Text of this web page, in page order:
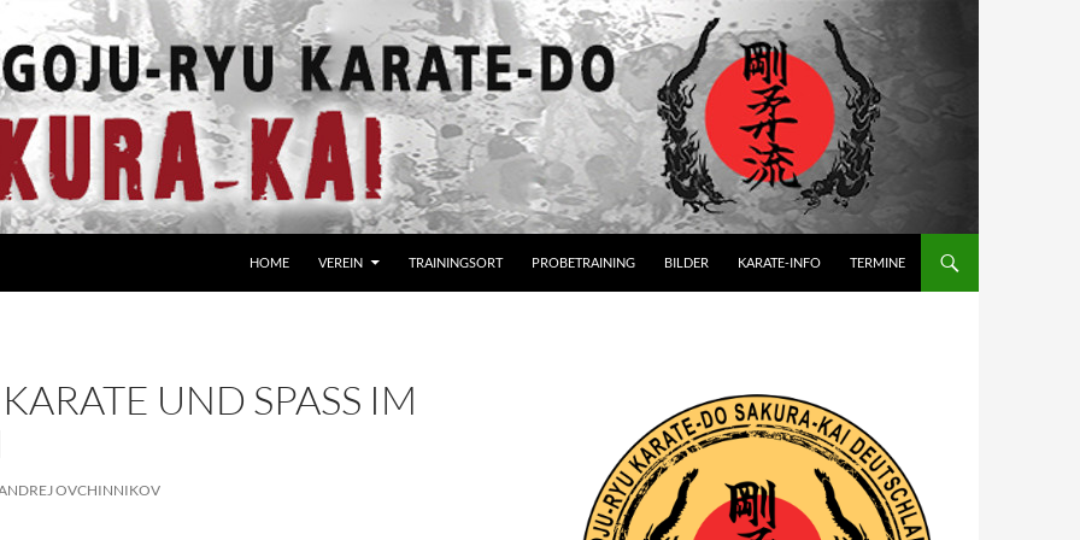
HOME VEREIN TRAININGSORT PROBETRAINING BILDER KARATE-INFO TERMINE
UND SPASS IM F
OVCHINNIKOV